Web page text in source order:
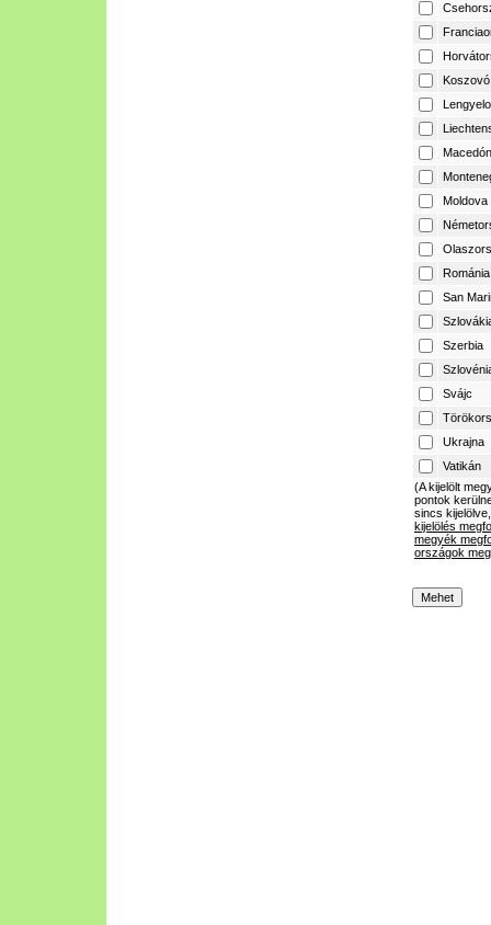
Koszovó
Moldova
Románia
San
Szerbia
Svájc
Ukrajna
Vatikán
(A kijelölt
pontok
sincs
kijelölés
megyék
országok